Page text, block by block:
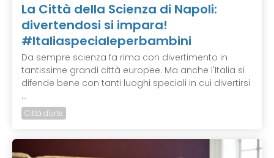
La Città della Scienza di Napoli:
divertendosi si impara!
#Italiaspecialeperbambini
Da sempre scienza fa rima con divertimento in
tantissime grandi città europee. Ma anche l'Italia si
difende bene con tanti luoghi speciali in cui divertirsi
...
Città d'arte